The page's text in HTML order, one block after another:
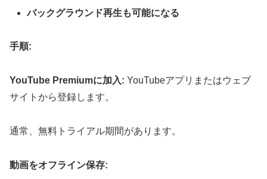
バックグラウンド再生も可能になる
手順:
YouTube Premiumに加入: YouTubeアプリまたはウェブ
サイトから登録します。
通常、無料トライアル期間があります。
動画をオフライン保存: